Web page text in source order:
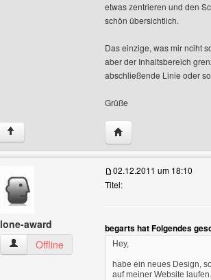
etwas zentrieren und den
schön übersichtlich.
Das einzige, was mir nciht
aber der Inhaltsbereich
abschließende Linie oder
Grüße
↑ Website dieses
lone-award
lone-award Benutzer-Profile anzeigen
Offline
02.12.2011 um 18:10
Titel:
begarts hat Folgendes
Hey,
habe ein neues Design,
auf meiner Website laufen.